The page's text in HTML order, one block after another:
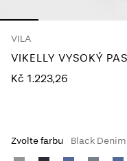
VILA
VIKELLY VYSOKÝ
Kč 1.223,26
Zvolte farbu Black Denim